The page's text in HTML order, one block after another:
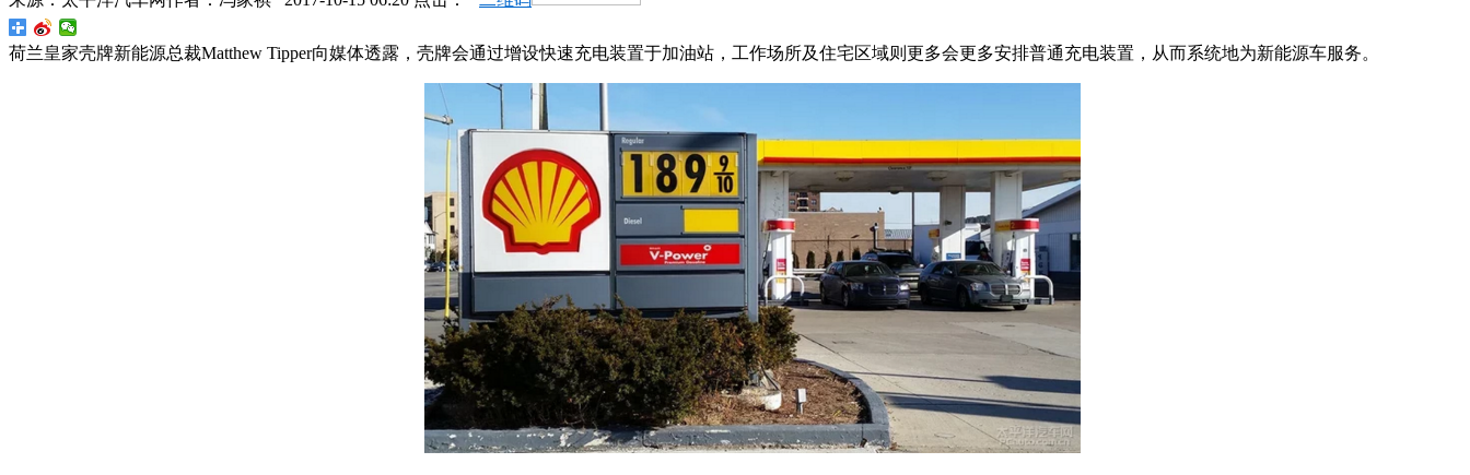
荷兰皇家壳牌新能源总裁Matthew Tipper向媒体透露，壳牌会通过增设快速充电装置于加油站，工作场所及住宅区域则更多会更多安排普通充电装置，从而系统地为新能源车服务。